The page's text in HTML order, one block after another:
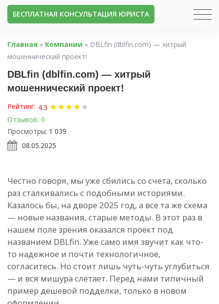
БЕСПЛАТНАЯ КОНСУЛЬТАЦИЯ ЮРИСТА
Главная » Компании » DBLfin (dblfin.com) — хитрый
мошеннический проект!
DBLfin (dblfin.com) — хитрый
мошеннический проект!
Рейтинг: 4.3 ★★★★★
Отзывов: 0
Просмотры: 1 039
08.05.2025
Честно говоря, мы уже сбились со счета, сколько
раз сталкивались с подобными историями.
Казалось бы, на дворе 2025 год, а все та же схема
— новые названия, старые методы. В этот раз в
нашем поле зрения оказался проект под
названием DBLfin. Уже само имя звучит как что-
то надежное и почти технологичное,
согласитесь. Но стоит лишь чуть-чуть углубиться
— и вся мишура слетает. Перед нами типичный
пример дешевой подделки, только в новом